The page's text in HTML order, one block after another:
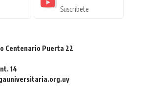
Suscríbete
Centenario Puerta 22
14